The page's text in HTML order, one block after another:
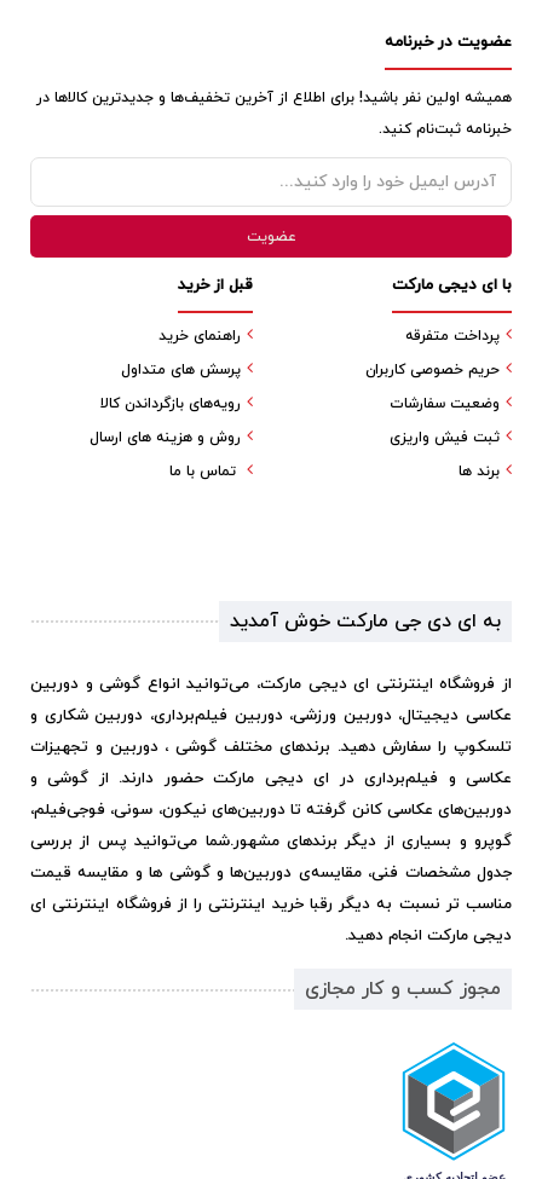
عضویت در خبرنامه
همیشه اولین نفر باشید! برای اطلاع از آخرین تخفیف‌ها و جدیدترین کالاها در
خبرنامه ثبت‌نام کنید.
قبل از خرید
راهنمای خرید
پرسش های متداول
رویه‌های بازگرداندن کالا
روش و هزینه های ارسال
تماس با ما
با ای دیجی مارکت
پرداخت متفرقه
حریم خصوصی کاربران
وضعیت سفارشات
ثبت فیش واریزی
برند ها
به ای دی جی مارکت خوش آمدید
از فروشگاه اینترنتی ای دیجی مارکت، می‌توانید انواع گوشی و دوربین
عکاسی دیجیتال، دوربین ورزشی، دوربین فیلم‌برداری، دوربین شکاری و
تلسکوپ را سفارش دهید. برندهای مختلف گوشی ، دوربین و تجهیزات
عکاسی و فیلم‌برداری در ای دیجی مارکت حضور دارند. از گوشی و
دوربین‌های عکاسی کانن گرفته تا دوربین‌های نیکون، سونی، فوجی‌فیلم،
گوپرو و بسیاری از دیگر برندهای مشهور.شما می‌توانید پس از بررسی
جدول مشخصات فنی، مقایسه‌ی دوربین‌ها و گوشی ها و مقایسه قیمت
مناسب تر نسبت به دیگر رقبا خرید اینترنتی را از فروشگاه اینترنتی ای
دیجی مارکت انجام دهید.
مجوز کسب و کار مجازی